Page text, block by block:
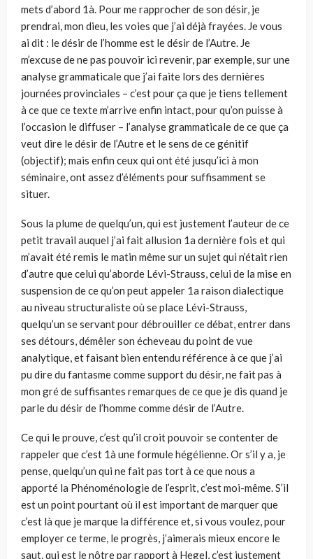
mets d’abord 1à. Pour me rapprocher de son désir, je
prendrai, mon dieu, les voies que j’ai déjà frayées. Je vous
ai dit : le désir de l’homme est le désir de l’Autre. Je
m’excuse de ne pas pouvoir ici revenir, par exemple, sur une
analyse grammaticale que j’ai faite lors des dernières
journées provinciales – c’est pour ça que je tiens tellement
à ce que ce texte m’arrive enfin intact, pour qu’on puisse à
l’occasion le diffuser – l’analyse grammaticale de ce que ça
veut dire le désir de l’Autre et le sens de ce génitif
(objectif); mais enfin ceux qui ont été jusqu’ici à mon
séminaire, ont assez d’éléments pour suffisamment se
situer.
Sous la plume de quelqu’un, qui est justement l’auteur de ce
petit travail auquel j’ai fait allusion 1a dernière fois et qui
m’avait été remis le matin même sur un sujet qui n’était rien
d’autre que celui qu’aborde Lévi-Strauss, celui de la mise en
suspension de ce qu’on peut appeler 1a raison dialectique
au niveau structuraliste où se place Lévi-Strauss,
quelqu’un se servant pour débrouiller ce débat, entrer dans
ses détours, démêler son écheveau du point de vue
analytique, et faisant bien entendu référence à ce que j’ai
pu dire du fantasme comme support du désir, ne fait pas à
mon gré de suffisantes remarques de ce que je dis quand je
parle du désir de l’homme comme désir de l’Autre.
Ce qui le prouve, c’est qu’il croit pouvoir se contenter de
rappeler que c’est 1à une formule hégélienne. Or s’il y a, je
pense, quelqu’un qui ne fait pas tort à ce que nous a
apporté la Phénoménologie de l’esprit, c’est moi-même. S’il
est un point pourtant où il est important de marquer que
c’est là que je marque la différence et, si vous voulez, pour
employer ce terme, le progrès, j’aimerais mieux encore le
saut, qui est le nôtre par rapport à Hegel, c’est justement